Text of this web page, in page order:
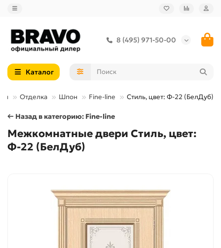
8 (495) 971-50-00
Каталог
Отделка Шпон Fine-line Стиль, цвет: Ф-22 (БелДуб)
← Назад в категорию: Fine-line
Межкомнатные двери Стиль, цвет:
Ф-22 (БелДуб)